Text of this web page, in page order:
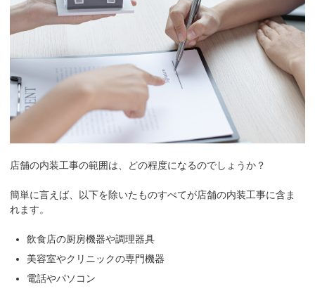
店舗の内装工事の範囲は、どの程度になるのでしょうか？
簡単に言えば、以下を除いたものすべてが店舗の内装工事に含ま
れます。
飲食店の厨房機器や調理器具
美容室やクリニックの専門機器
電話やパソコン